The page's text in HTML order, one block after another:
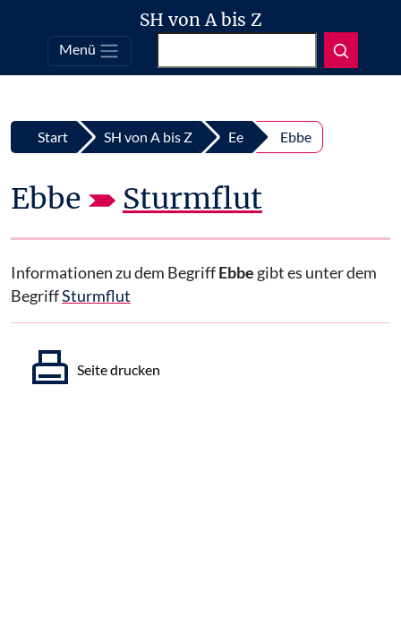
Top
Zum Inhalt springen
SH von A bis Z
Menü
Start SH von A bis Z Ee Ebbe
Ebbe Sturmflut
Informationen zu dem BegriffEbbe gibt es unter dem
BegriffSturmflut
Seite drucken